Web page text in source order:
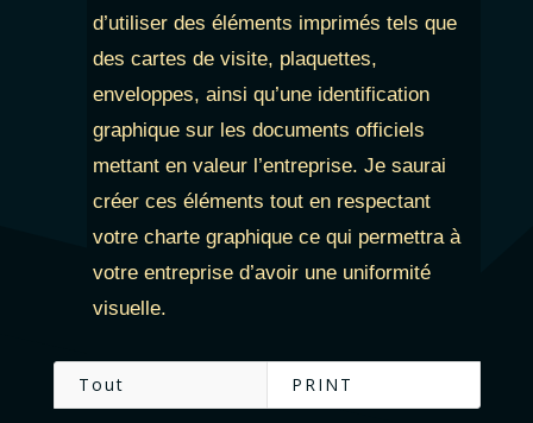
d’utiliser des éléments imprimés tels que
des cartes de visite, plaquettes,
enveloppes, ainsi qu’une identification
graphique sur les documents officiels
mettant en valeur l’entreprise. Je saurai
créer ces éléments tout en respectant
votre charte graphique ce qui permettra à
votre entreprise d’avoir une uniformité
visuelle.
Tout PRINT